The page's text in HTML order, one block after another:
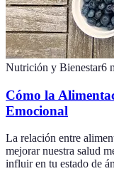
Nutrición y Bienestar6
Cómo la
Emocional
La relación entre
mejorar nuestra salud
influir en tu estado de